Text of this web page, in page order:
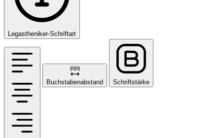
Legastheniker-Schriftart
Buchstabenabstand Schriftstärke